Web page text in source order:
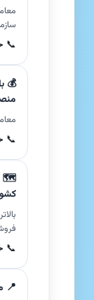
📞
💰
📞
🗺️
📞
📍